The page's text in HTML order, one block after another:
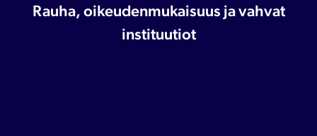
Rauha, oikeudenmukaisuus ja vahvat
instituutiot